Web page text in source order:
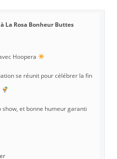
La Rosa Bonheur Buttes
Hoopera
se réunit pour célébrer la fin
et bonne humeur garanti